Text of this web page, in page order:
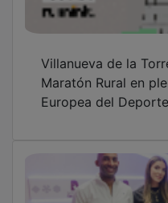
Villanueva de la
Maratón Rural en
Europea del Deporte